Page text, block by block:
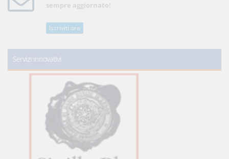
sempre aggiornato!
Iscriviti ora
Servizi innovativi